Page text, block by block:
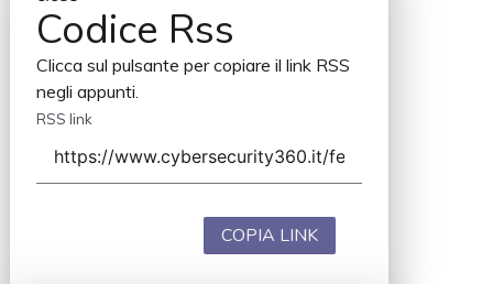
Codice Rss
Clicca sul pulsante per copiare il link RSS
negli appunti.
RSS link
COPIA LINK